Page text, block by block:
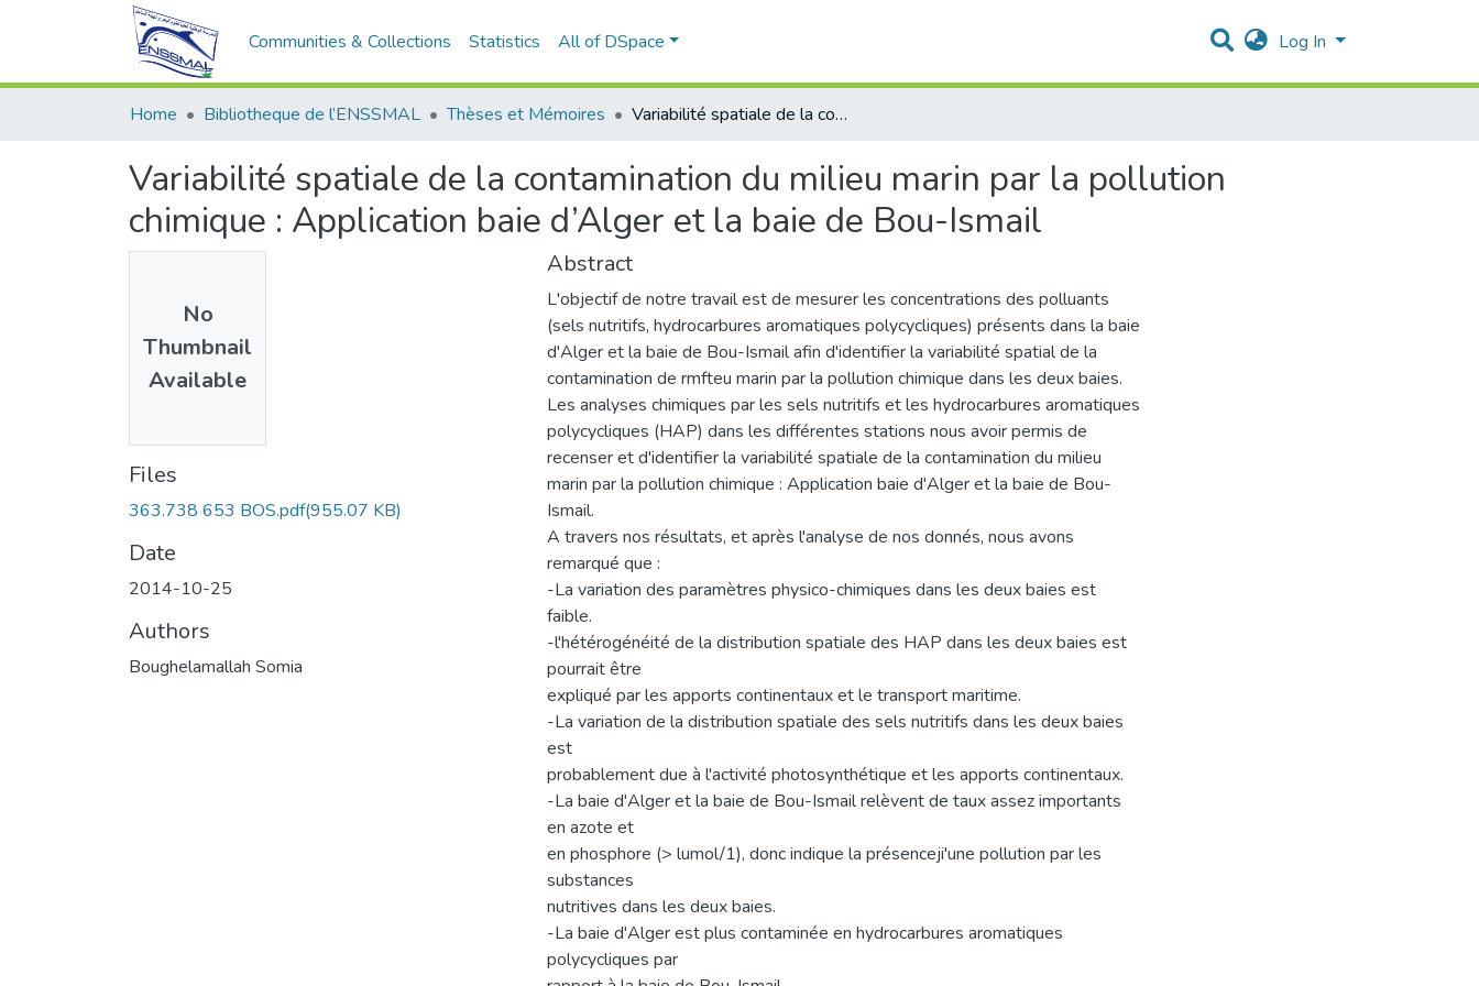
Communities & Collections Statistics All of DSpace Log In
Home Bibliotheque de l’ENSSMAL Thèses et Mémoires Variabilité spatiale de la contamination du milieu marin par la pollution chimique : Application baie d’Alger et la baie de Bou-Ismail
Variabilité spatiale de la contamination du milieu marin par la pollution
chimique : Application baie d’Alger et la baie de Bou-Ismail
No
Thumbnail
Available
Files
363.738 653 BOS.pdf(955.07 KB)
Date
2014-10-25
Authors
Boughelamallah Somia
Abstract
L'objectif de notre travail est de mesurer les concentrations des polluants
(sels nutritifs, hydrocarbures aromatiques polycycliques) présents dans la baie
d'Alger et la baie de Bou-Ismail afin d'identifier la variabilité spatial de la
contamination de rmfteu marin par la pollution chimique dans les deux baies.
Les analyses chimiques par les sels nutritifs et les hydrocarbures aromatiques
polycycliques (HAP) dans les différentes stations nous avoir permis de
recenser et d'identifier la variabilité spatiale de la contamination du milieu
marin par la pollution chimique : Application baie d'Alger et la baie de Bou-
Ismail.
A travers nos résultats, et après l'analyse de nos donnés, nous avons
remarqué que :
-La variation des paramètres physico-chimiques dans les deux baies est
faible.
-l'hétérogénéité de la distribution spatiale des HAP dans les deux baies est
pourrait être
expliqué par les apports continentaux et le transport maritime.
-La variation de la distribution spatiale des sels nutritifs dans les deux baies
est
probablement due à l'activité photosynthétique et les apports continentaux.
-La baie d'Alger et la baie de Bou-Ismail relèvent de taux assez importants
en azote et
en phosphore (> lumol/1), donc indique la présenceji'une pollution par les
substances
nutritives dans les deux baies.
-La baie d'Alger est plus contaminée en hydrocarbures aromatiques
polycycliques par